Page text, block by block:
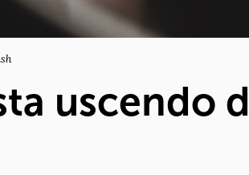
uscendo